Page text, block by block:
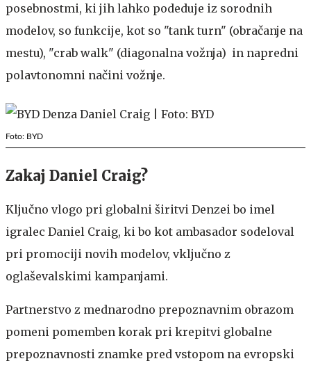
posebnostmi, ki jih lahko podeduje iz sorodnih
modelov, so funkcije, kot so "tank turn" (obračanje na
mestu), "crab walk" (diagonalna vožnja) in napredni
polavtonomni načini vožnje.
Foto: BYD
Zakaj Daniel Craig?
Ključno vlogo pri globalni širitvi Denzei bo imel
igralec Daniel Craig, ki bo kot ambasador sodeloval
pri promociji novih modelov, vključno z
oglaševalskimi kampanjami.
Partnerstvo z mednarodno prepoznavnim obrazom
pomeni pomemben korak pri krepitvi globalne
prepoznavnosti znamke pred vstopom na evropski